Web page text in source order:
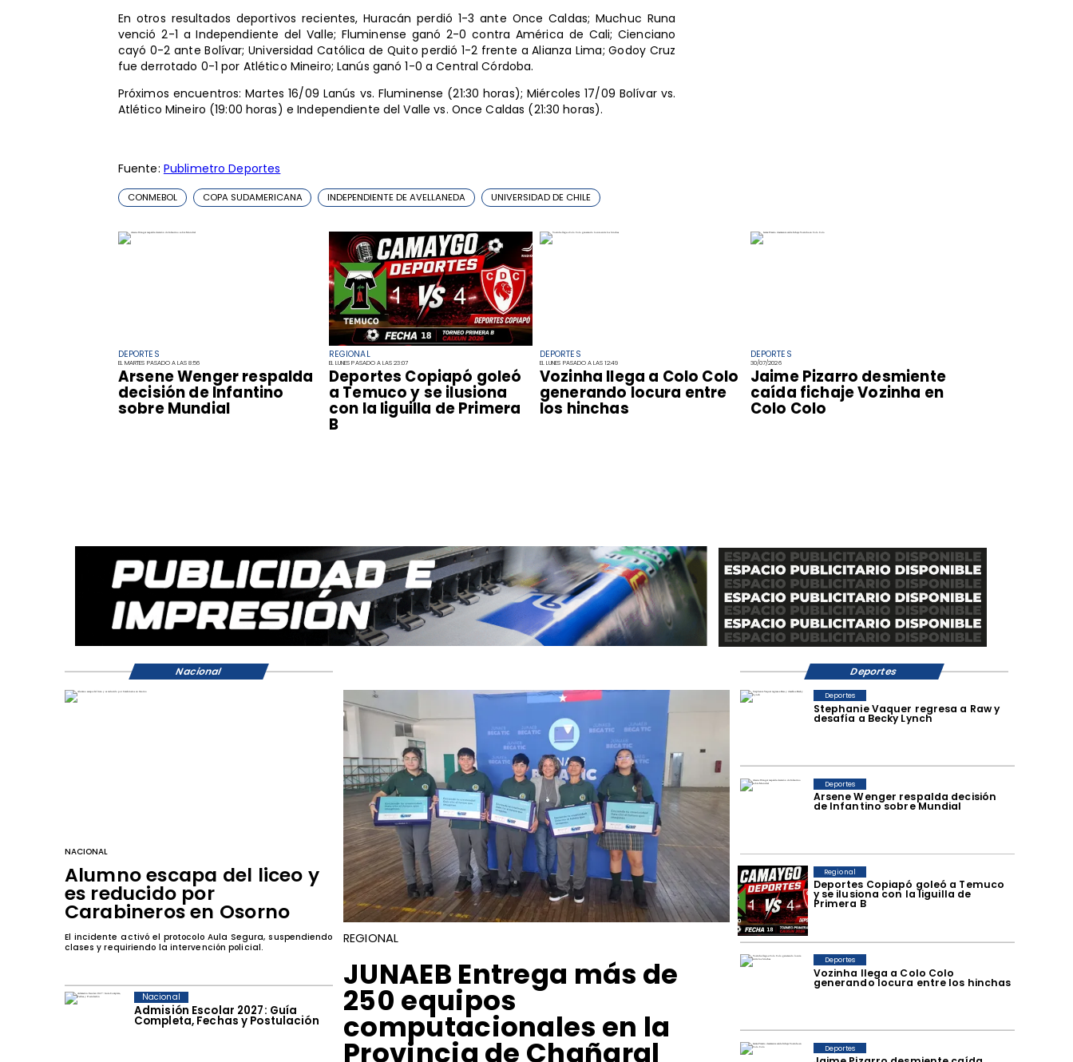
DEPORTES
EL MARTES PASADO A LAS 8:56
Arsene Wenger respalda
decisión de Infantino
sobre Mundial
REGIONAL
EL LUNES PASADO A LAS 23:07
Deportes Copiapó goleó
a Temuco y se ilusiona
con la liguilla de Primera
B
DEPORTES
EL LUNES PASADO A LAS 12:49
Vozinha llega a Colo Colo
generando locura entre
los hinchas
DEPORTES
30/07/2026
Jaime Pizarro desmiente
caída fichaje Vozinha en
Colo Colo
En otros resultados deportivos recientes, Huracán perdió 1-3 ante Once Caldas; Muchuc Runa
venció 2-1 a Independiente del Valle; Fluminense ganó 2-0 contra América de Cali; Cienciano
cayó 0-2 ante Bolívar; Universidad Católica de Quito perdió 1-2 frente a Alianza Lima; Godoy Cruz
fue derrotado 0-1 por Atlético Mineiro; Lanús ganó 1-0 a Central Córdoba.
Próximos encuentros: Martes 16/09 Lanús vs. Fluminense (21:30 horas); Miércoles 17/09 Bolívar vs.
Atlético Mineiro (19:00 horas) e Independiente del Valle vs. Once Caldas (21:30 horas).
Fuente: Publimetro Deportes
CONMEBOL COPA SUDAMERICANA INDEPENDIENTE DE AVELLANEDA UNIVERSIDAD DE CHILE
Stephanie Vaquer regresa a Raw y
desafía a Becky Lynch
Deportes
Arsene Wenger respalda decisión
de Infantino sobre Mundial
Deportes
Deportes Copiapó goleó a Temuco
y se ilusiona con la liguilla de
Primera B
Regional
Vozinha llega a Colo Colo
generando locura entre los hinchas
Deportes
Deportes
Admisión Escolar 2027: Guía
Completa, Fechas y Postulación
Nacional
NACIONAL
Alumno escapa del liceo y
es reducido por
Carabineros en Osorno
El incidente activó el protocolo Aula Segura, suspendiendo
clases y requiriendo la intervención policial.
REGIONAL
​JUNAEB Entrega más de
250 equipos
computacionales en la
Provincia de Chañaral
Nacional Deportes